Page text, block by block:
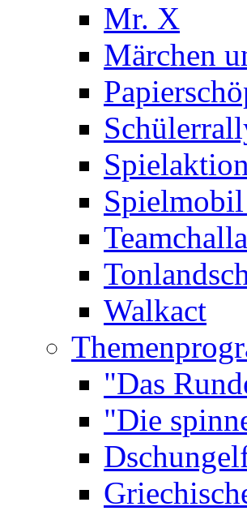
Mr. X
Märchen
Walkact
"Das
"Die